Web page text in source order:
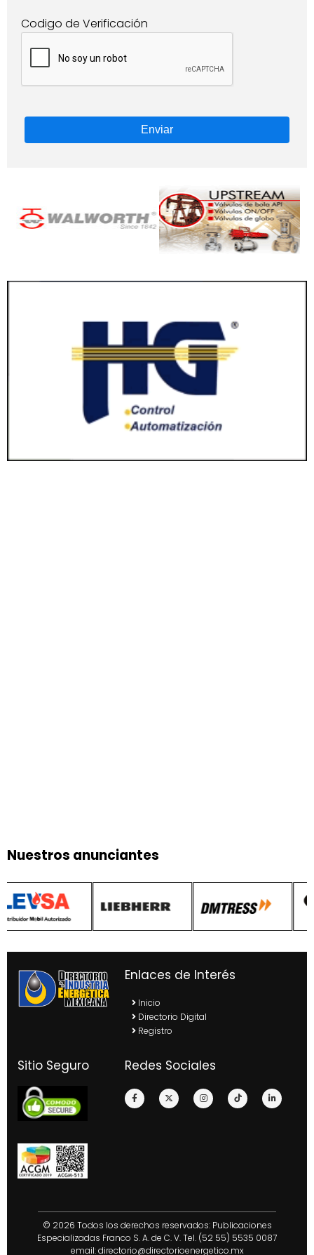
Codigo de Verificación
Enviar
Nuestros anunciantes
Enlaces de Interés
Inicio
Directorio Digital
Registro
Sitio Seguro Redes Sociales
© 2026 Todos los derechos reservados: Publicaciones
Especializadas Franco S. A. de C. V. Tel. (52 55) 5535 0087
email:directorio@directorioenergetico.mx